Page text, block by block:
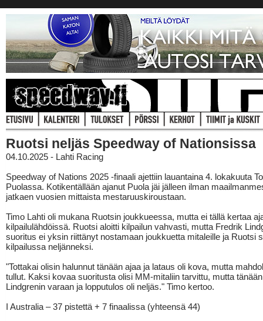
Ruotsi neljäs Speedway of Nationsissa
04.10.2025 - Lahti Racing
Speedway of Nations 2025 -finaali ajettiin lauantaina 4. lokakuuta
Puolassa. Kotikentällään ajanut Puola jäi jälleen ilman
jatkaen vuosien mittaista mestaruuskiroustaan.
Timo Lahti oli mukana Ruotsin joukkueessa, mutta ei tällä kertaa
kilpailulähdöissä. Ruotsi aloitti kilpailun vahvasti, mutta Fredrik
suoritus ei yksin riittänyt nostamaan joukkuetta mitaleille ja Ruotsi
kilpailussa neljänneksi.
"Tottakai olisin halunnut tänään ajaa ja lataus oli kova, mutta
tullut. Kaksi kovaa suoritusta olisi MM-mitaliin tarvittu, mutta
Lindgrenin varaan ja lopputulos oli neljäs." Timo kertoo.
I Australia – 37 pistettä + 7 finaalissa (yhteensä 44)